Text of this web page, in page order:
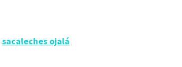
sacaleches ojalá